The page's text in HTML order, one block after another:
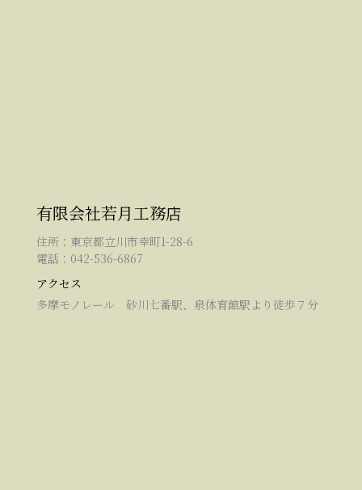
有限会社若月工務店
住所：東京都立川市幸町1-28-6
電話：042-536-6867
アクセス
多摩モノレール 砂川七番駅、泉体育館駅より徒歩７分